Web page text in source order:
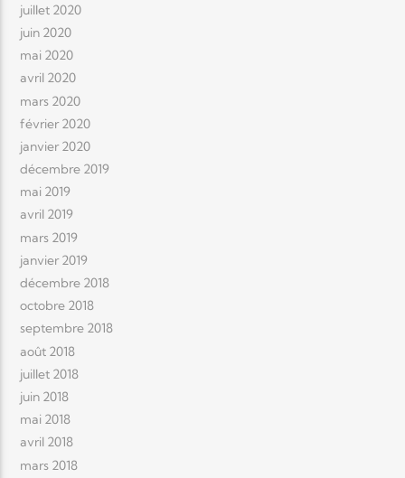
juillet 2020
juin 2020
mai 2020
avril 2020
mars 2020
février 2020
janvier 2020
décembre 2019
mai 2019
avril 2019
mars 2019
janvier 2019
décembre 2018
octobre 2018
septembre 2018
août 2018
juillet 2018
juin 2018
mai 2018
avril 2018
mars 2018